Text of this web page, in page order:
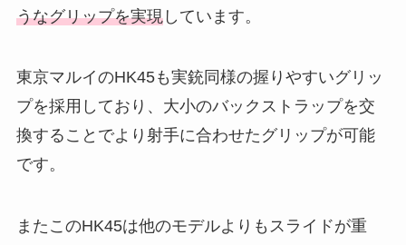
うなグリップを実現しています。
東京マルイのHK45も実銃同様の握りやすいグリッ
プを採用しており、大小のバックストラップを交
換することでより射手に合わせたグリップが可能
です。
またこのHK45は他のモデルよりもスライドが重